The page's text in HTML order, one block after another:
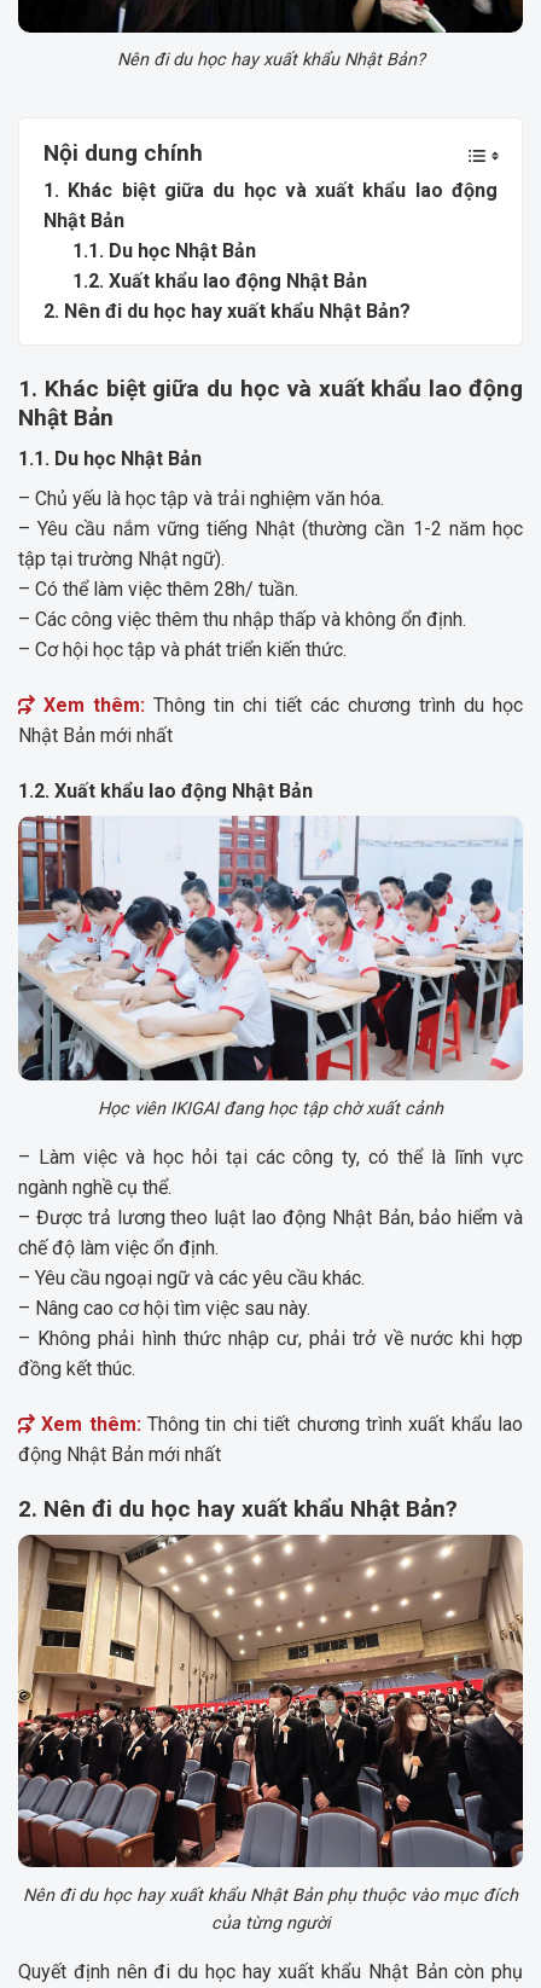
Nên đi du học hay xuất khẩu Nhật Bản?
Nội dung chính
1. Khác biệt giữa du học và xuất khẩu lao động
Nhật Bản
1.1. Du học Nhật Bản
1.2. Xuất khẩu lao động Nhật Bản
2. Nên đi du học hay xuất khẩu Nhật Bản?
1. Khác biệt giữa du học và xuất khẩu lao động
Nhật Bản
1.1. Du học Nhật Bản
– Chủ yếu là học tập và trải nghiệm văn hóa.
– Yêu cầu nắm vững tiếng Nhật (thường cần 1-2 năm học
tập tại trường Nhật ngữ).
– Có thể làm việc thêm 28h/ tuần.
– Các công việc thêm thu nhập thấp và không ổn định.
– Cơ hội học tập và phát triển kiến thức.
Xem thêm: Thông tin chi tiết các chương trình du học
Nhật Bản mới nhất
1.2. Xuất khẩu lao động Nhật Bản
Học viên IKIGAI đang học tập chờ xuất cảnh
– Làm việc và học hỏi tại các công ty, có thể là lĩnh vực
ngành nghề cụ thể.
– Được trả lương theo luật lao động Nhật Bản, bảo hiểm và
chế độ làm việc ổn định.
– Yêu cầu ngoại ngữ và các yêu cầu khác.
– Nâng cao cơ hội tìm việc sau này.
– Không phải hình thức nhập cư, phải trở về nước khi hợp
đồng kết thúc.
Xem thêm: Thông tin chi tiết chương trình xuất khẩu lao
động Nhật Bản mới nhất
2. Nên đi du học hay xuất khẩu Nhật Bản?
Nên đi du học hay xuất khẩu Nhật Bản phụ thuộc vào mục đích
của từng người
Quyết định nên đi du học hay xuất khẩu Nhật Bản còn phụ